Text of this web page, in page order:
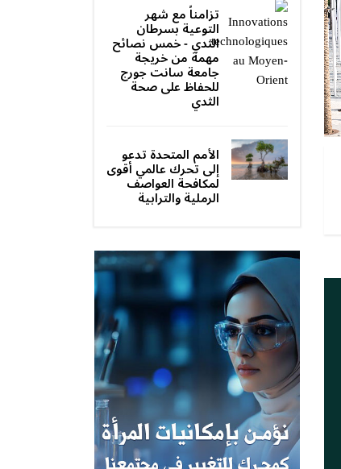
تزامناً مع شهر
التوعية بسرطان
الثدي - خمس نصائح
مهمة من خريجة
جامعة سانت جورج
للحفاظ على صحة
الثدي‎
الأمم المتحدة تدعو
إلى تحرك عالمي أقوى
لمكافحة العواصف
الرملية والترابية